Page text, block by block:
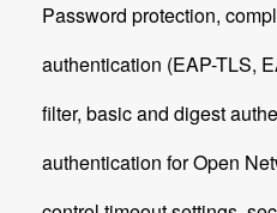
Password protection,
authentication (EAP-TLS,
filter, basic and digest
authentication for Open